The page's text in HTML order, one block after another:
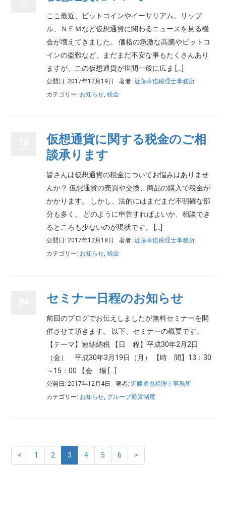
ここ最近、ビットコインやイーサリアム、リップ
ル、ＮＥＭなど仮想通貨に関わるニュースを見る機
会が増えてきました。 価格の急激な高騰やビットコ
インの盗難など、まだまだ不安な事もたくさんあり
ますが、この仮想通貨が世間一般に広ま […]
公開日: 2017年12月19日 著者:近藤卓也税理士事務所
カテゴリー: お知らせ,税金
仮想通貨に関する税金のご相
談承ります
皆さんは仮想通貨の税金についてお悩みはありませ
んか？ 仮想通貨の売買や交換、商品の購入で税金が
かかります。 しかし、法的にはまだまだ不明確な部
分も多く、 どのように申告すればよいか、相談でき
るところも少ないのが現状です。 […]
公開日: 2017年12月18日 著者:近藤卓也税理士事務所
カテゴリー: お知らせ,税金
セミナー日程のお知らせ
前回のブログでお伝えしましたが無料セミナーを開
催させて頂きます。 以下、セミナーの概要です。
【テーマ】連結納税 【日 程】平成30年2月2日
（金） 平成30年3月19日（月） 【時 間】13：30
～15：00 【会 場 […]
公開日: 2017年12月4日 著者:近藤卓也税理士事務所
カテゴリー: お知らせ, グループ通算制度
< 1 2 3 4 5 6 >